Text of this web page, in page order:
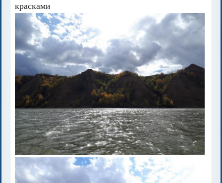
красками